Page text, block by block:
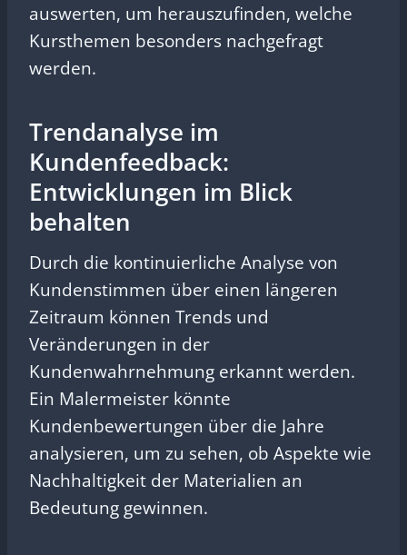
auswerten, um herauszufinden, welche
Kursthemen besonders nachgefragt
werden.
Trendanalyse im
Kundenfeedback:
Entwicklungen im Blick
behalten
Durch die kontinuierliche Analyse von
Kundenstimmen über einen längeren
Zeitraum können Trends und
Veränderungen in der
Kundenwahrnehmung erkannt werden.
Ein Malermeister könnte
Kundenbewertungen über die Jahre
analysieren, um zu sehen, ob Aspekte wie
Nachhaltigkeit der Materialien an
Bedeutung gewinnen.